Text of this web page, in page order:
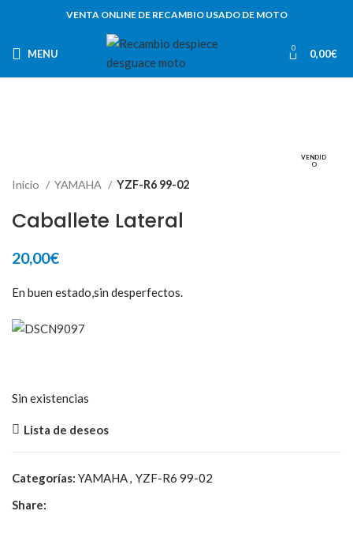
VENTA ONLINE DE RECAMBIO USADO DE MOTO
MENU 0 0,00€
VENDID
O
Inicio YAMAHA YZF-R6 99-02
Caballete Lateral
20,00€
En buen estado,sin desperfectos.
Sin existencias
Lista de deseos
Categorías: YAMAHA, YZF-R6 99-02
Share: